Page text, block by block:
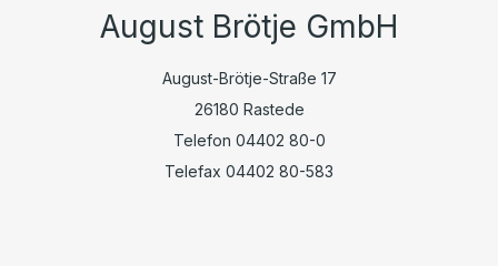
August Brötje GmbH
August-Brötje-Straße 17
26180 Rastede
Telefon 04402 80-0
Telefax 04402 80-583